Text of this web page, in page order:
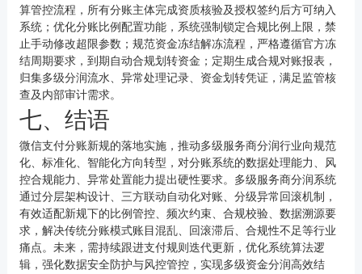
算管控流程，所有分账主体完成资质核验及授权签约后方可纳入
系统；优化分账比例配置功能，系统强制锁定合规比例上限，禁
止手动修改超限参数；规范资金冻结解冻流程，严格遵循官方冻
结周期要求，到期自动合规划转资金；定期生成合规对账报表，
归集多级分润流水、异常处理记录、资金划转凭证，满足监管核
查及内部审计需求。
七、结语
微信支付分账新规的落地实施，推动多级服务商分润行业向规范
化、标准化、智能化方向转型，对分账系统的数据处理能力、风
控合规能力、异常处置能力提出硬性要求。多级服务商分润系统
通过分层架构设计、三方联动自动化对账、分级异常回滚机制，
有效适配新规下的比例管控、频次约束、合规校验、数据溯源要
求，解决传统分账模式账目混乱、回滚滞后、合规性不足等行业
痛点。未来，需持续跟进支付规则迭代更新，优化系统算法逻
辑，强化数据安全防护与风控管控，实现多级资金分润高效结